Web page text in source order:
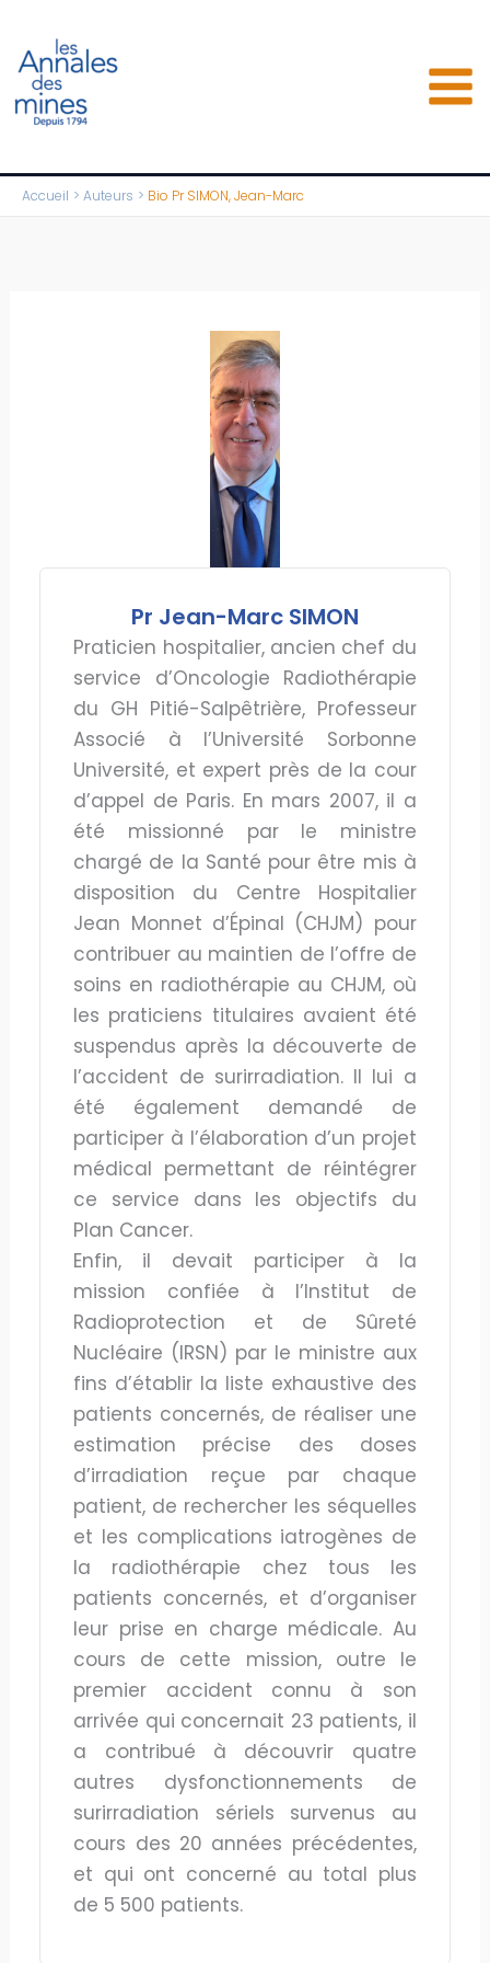
contenu
Accueil Auteurs Bio Pr SIMON, Jean-Marc
Pr Jean-Marc SIMON
Praticien hospitalier, ancien chef du
service d’Oncologie Radiothérapie
du GH Pitié-Salpêtrière, Professeur
Associé à l’Université Sorbonne
Université, et expert près de la cour
d’appel de Paris. En mars 2007, il a
été missionné par le ministre
chargé de la Santé pour être mis à
disposition du Centre Hospitalier
Jean Monnet d’Épinal (CHJM) pour
contribuer au maintien de l’offre de
soins en radiothérapie au CHJM, où
les praticiens titulaires avaient été
suspendus après la découverte de
l’accident de surirradiation. Il lui a
été également demandé de
participer à l’élaboration d’un projet
médical permettant de réintégrer
ce service dans les objectifs du
Plan Cancer.
Enfin, il devait participer à la
mission confiée à l’Institut de
Radioprotection et de Sûreté
Nucléaire (IRSN) par le ministre aux
fins d’établir la liste exhaustive des
patients concernés, de réaliser une
estimation précise des doses
d’irradiation reçue par chaque
patient, de rechercher les séquelles
et les complications iatrogènes de
la radiothérapie chez tous les
patients concernés, et d’organiser
leur prise en charge médicale. Au
cours de cette mission, outre le
premier accident connu à son
arrivée qui concernait 23 patients, il
a contribué à découvrir quatre
autres dysfonctionnements de
surirradiation sériels survenus au
cours des 20 années précédentes,
et qui ont concerné au total plus
de 5 500 patients.